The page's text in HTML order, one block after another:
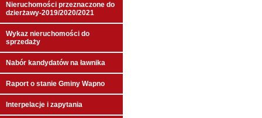
Nieruchomości przeznaczone do
dzierżawy-2019/2020/2021
Wykaz nieruchomości do
sprzedaży
Nabór kandydatów na ławnika
Raport o stanie Gminy Wapno
Interpelacje i zapytania